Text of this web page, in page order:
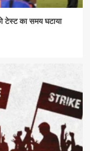
टेस्ट का समय घटाया